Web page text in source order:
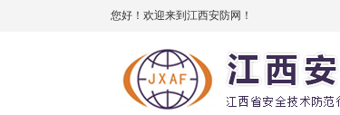
您好！欢迎来到江西安防网！